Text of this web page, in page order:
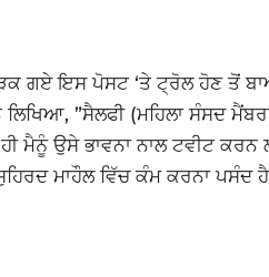
ਗਏ ਇਸ ਪੋਸਟ ‘ਤੇ ਟ੍ਰੋਲ ਹੋਣ ਤੋਂ
”ਸੈਲਫੀ (ਮਹਿਲਾ ਸੰਸਦ ਮੈਂਬਰਾਂ
ਮੈਨੂੰ ਉਸੇ ਭਾਵਨਾ ਨਾਲ ਟਵੀਟ ਕਰਨ
ਮਾਹੌਲ ਵਿੱਚ ਕੰਮ ਕਰਨਾ ਪਸੰਦ